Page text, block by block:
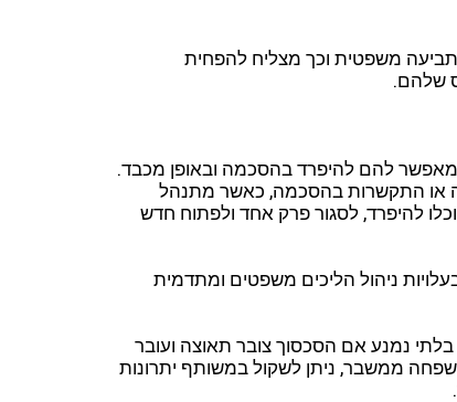
תביעה משפטית וכך מצליח להפחית
שלהם.
להם להיפרד בהסכמה ובאופן מכבד.
או התקשרות בהסכמה, כאשר מתנהל
להיפרד, לסגור פרק אחד ולפתוח חדש
ניהול הליכים משפטים ומתדמית
נמנע אם הסכסוך צובר תאוצה ועובר
ממשבר, ניתן לשקול במשותף יתרונות